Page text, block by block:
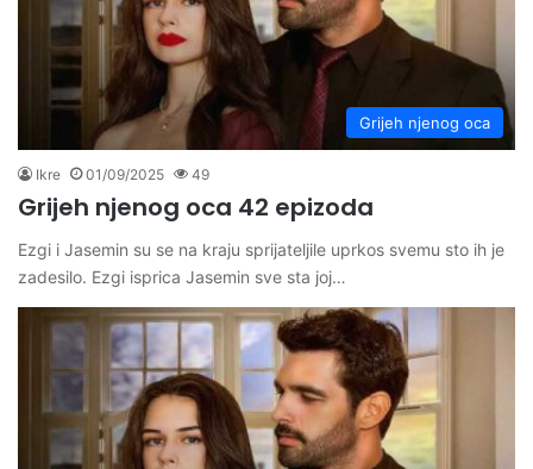
Grijeh njenog oca
Ikre 01/09/2025 49
Grijeh njenog oca 42 epizoda
Ezgi i Jasemin su se na kraju sprijateljile uprkos svemu sto ih je
zadesilo. Ezgi isprica Jasemin sve sta joj…